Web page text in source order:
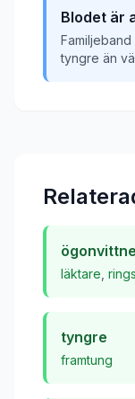
Blodet är
tyngre än
ögonvittne
läktare
tyngre
framtung